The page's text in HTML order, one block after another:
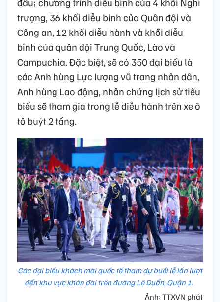
trượng, 36 khối diễu binh của Quân đội và
Công an, 12 khối diễu hành và khối diễu
binh của quân đội Trung Quốc, Lào và
Campuchia. Đặc biệt, sẽ có 350 đại biểu là
các Anh hùng Lực lượng vũ trang nhân dân,
Anh hùng Lao động, nhân chứng lịch sử tiêu
biểu sẽ tham gia trong lễ diễu hành trên xe ô
tô buýt 2 tầng.
Các đại biểu khách mời quốc tế tham dự buổi lễ lần lượt
đến khu vực khán đài trên đường Lê Duẩn, Quận 1.
Ảnh: TTXVN phát